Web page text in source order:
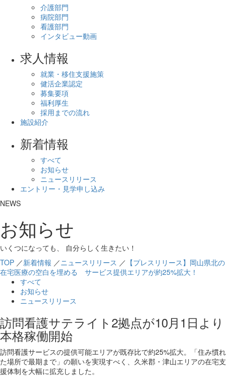
介護部門
病院部門
看護部門
インタビュー動画
求人情報
就業・移住支援施策
健活企業認定
募集要項
福利厚生
採用までの流れ
施設紹介
新着情報
すべて
お知らせ
ニュースリリース
エントリー・見学申し込み
NEWS
お知らせ
いくつになっても、 自分らしく生きたい！
TOP ／新着情報 ／ニュースリリース ／ 【プレスリリース】岡山県北の
在宅医療の空白を埋める サービス提供エリアが約25%拡大！
すべて
お知らせ
ニュースリリース
訪問看護サテライト2拠点が10月1日より
本格稼働開始
訪問看護サービスの提供可能エリアが既存比で約25%拡大。「住み慣れ
た場所で最期まで」の願いを実現すべく、久米郡・津山エリアの在宅支
援体制を大幅に拡充しました。